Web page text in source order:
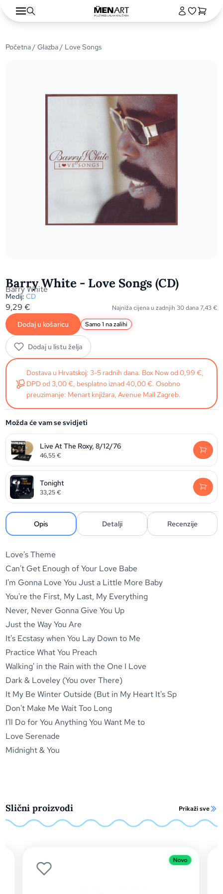
Početna/Glazba/ Love Songs
Barry White - Love Songs (CD)
Barry White
Medij: CD
9,29€ Najniža cijena u zadnjih 30 dana7,43€
Dodaj u košaricu Samo 1 na zalihi
Dodaj u listu želja
Dostava u Hrvatskoj: 3-5 radnih dana. Box Now od 0,99 €,
DPD od 3,00 €, besplatno iznad 40,00 €. Osobno
preuzimanje: Menart knjižara, Avenue Mall Zagreb.
Možda će vam se svidjeti
Live At The Roxy, 8/12/76
46,55€
Tonight
33,25€
Opis Detalji Recenzije
Love's Theme
Can't Get Enough of Your Love Babe
I'm Gonna Love You Just a Little More Baby
You're the First, My Last, My Everything
Never, Never Gonna Give You Up
Just the Way You Are
It's Ecstasy when You Lay Down to Me
Practice What You Preach
Walking' in the Rain with the One I Love
Dark & Loveley (You over There)
It My Be Winter Outside (But in My Heart It's Sp
Don't Make Me Wait Too Long
I'll Do for You Anything You Want Me to
Love Serenade
Midnight & You
Slični proizvodi Prikaži sve
Novo